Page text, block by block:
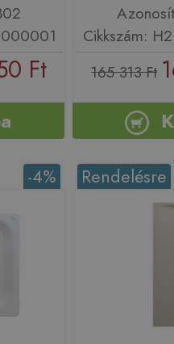
Ft
Cikkszám:
165 313 Ft
-4% Rendelésre